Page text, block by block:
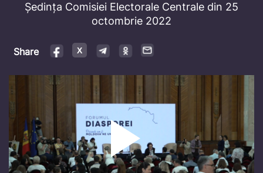
Ședința Comisiei Electorale Centrale din 25
octombrie 2022
Share